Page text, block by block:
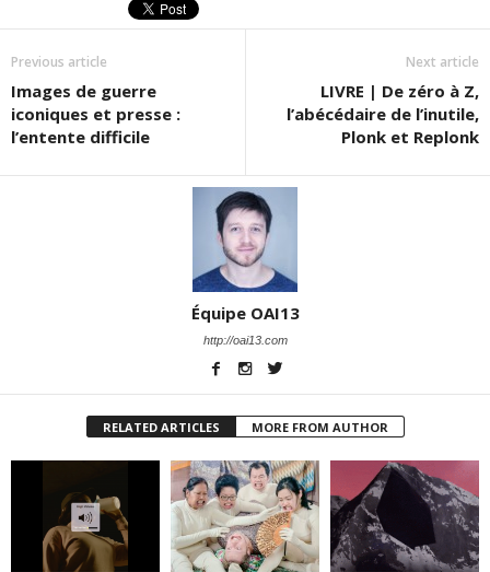
Previous article
Images de guerre
iconiques et presse :
l’entente difficile
Next article
LIVRE | De zéro à Z,
l’abécédaire de l’inutile,
Plonk et Replonk
Équipe OAI13
http://oai13.com
RELATED ARTICLES MORE FROM AUTHOR